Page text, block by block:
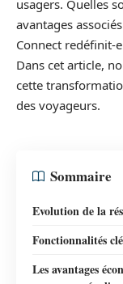
usagers. Quelles
avantages
Connect redéfinit-
Dans cet article,
cette
des voyageurs.
Sommaire
Evolution de la
Fonctionnalités
Les avantages